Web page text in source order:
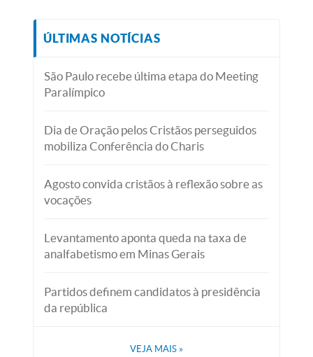
ÚLTIMAS NOTÍCIAS
São Paulo recebe última etapa do Meeting
Paralímpico
Dia de Oração pelos Cristãos perseguidos
mobiliza Conferência do Charis
Agosto convida cristãos à reflexão sobre as
vocações
Levantamento aponta queda na taxa de
analfabetismo em Minas Gerais
Partidos definem candidatos à presidência
da república
VEJA MAIS »